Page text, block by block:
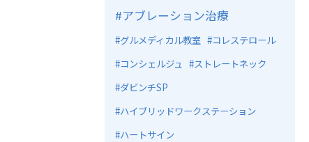
アブレーション治療
グルメディカル教室
コレステロール
コンシェルジュ
ストレートネック
ダビンチSP
ハイブリッドワークステーション
ハートサイン